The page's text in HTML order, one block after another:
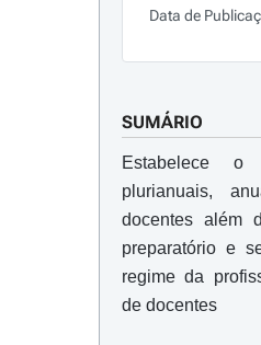
Data de
SUMÁRIO
Estabelece o
plurianuais,
docentes além
preparatório e
regime da
de docentes